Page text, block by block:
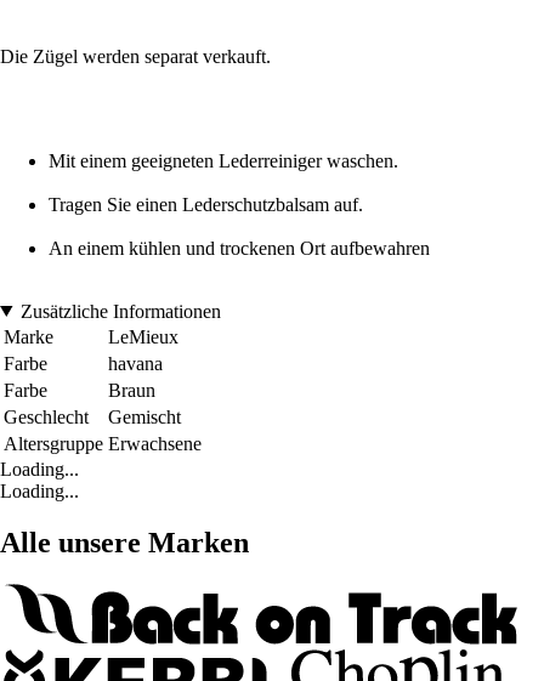
Die Zügel werden separat verkauft.
Mit einem geeigneten Lederreiniger waschen.
Tragen Sie einen Lederschutzbalsam auf.
An einem kühlen und trockenen Ort aufbewahren
Zusätzliche Informationen
Marke
LeMieux
Farbe
havana
Farbe
Braun
Geschlecht
Gemischt
Altersgruppe Erwachsene
Loading...
Loading...
Alle unsere Marken